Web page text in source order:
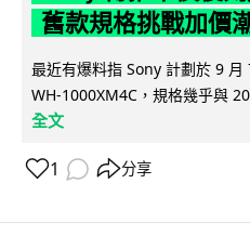
舊款規格挑戰加價
最近有爆料指 Sony 計劃於 9
WH-1000XM4C，規格幾乎與
全文
1 分享